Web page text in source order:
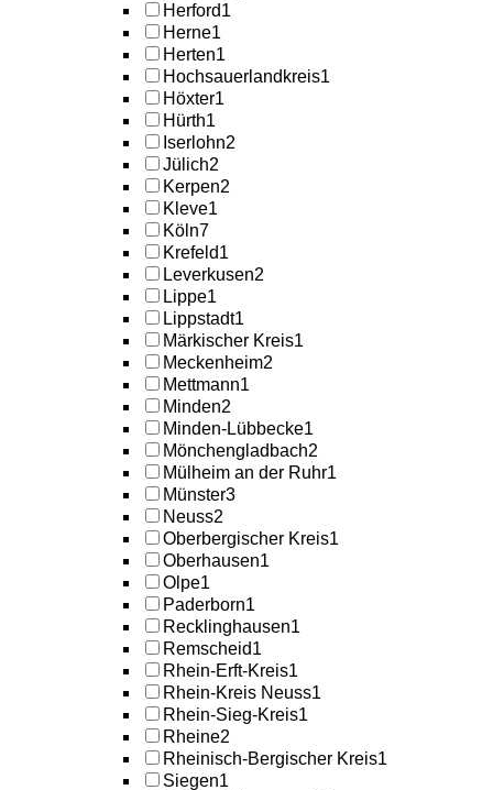
Herford1
Herne1
Herten1
Hochsauerlandkreis1
Höxter1
Hürth1
Iserlohn2
Jülich2
Kerpen2
Kleve1
Köln7
Krefeld1
Leverkusen2
Lippe1
Lippstadt1
Märkischer Kreis1
Meckenheim2
Mettmann1
Minden2
Minden-Lübbecke1
Mönchengladbach2
Mülheim an der Ruhr1
Münster3
Neuss2
Oberbergischer Kreis1
Oberhausen1
Olpe1
Paderborn1
Recklinghausen1
Remscheid1
Rhein-Erft-Kreis1
Rhein-Kreis Neuss1
Rhein-Sieg-Kreis1
Rheine2
Rheinisch-Bergischer Kreis1
Siegen1